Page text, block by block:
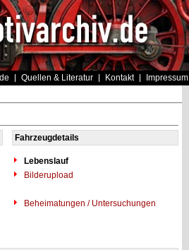
Quellen & Literatur Kontakt Impressum
Fahrzeugdetails
Lebenslauf
Bilderupload
Beheimatungen / Untersuchungen